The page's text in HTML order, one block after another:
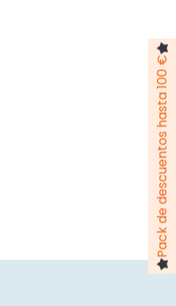
Pack de descuentos hasta 100 €